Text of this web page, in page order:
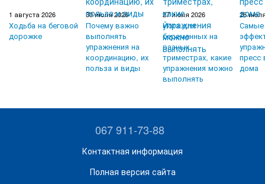
1 августа 2026
Ходьба на беговой
дорожке
30 июля 2026
Почему важно
выполнять
упражнения на
координацию, их
польза и виды
27 июля 2026
Йога для
беременных на
разных
триместрах, какие
упражнения можно
выполнять
26
Самые
пресс
дома
067 911-73-88
Контактная информация
Полная версия сайта